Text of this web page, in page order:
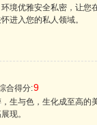
境优雅安全私密，让您
进入您的私人领域。
合得分:9
生与色，生化成至高的
现。